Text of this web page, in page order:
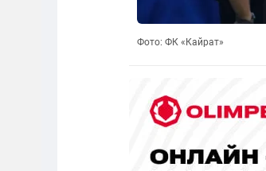
Фото: ФК «Кайрат»